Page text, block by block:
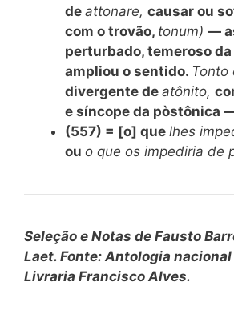
de attonare, causar ou
com o trovão, tonum) —
perturbado, temeroso
ampliou o sentido. Tonto
divergente de atônito,
e síncope da pòstônica
(557) = [o] que lhes
ou o que os impediria de
Seleção e Notas de Fausto
Laet. Fonte: Antologia
Livraria Francisco Alves.